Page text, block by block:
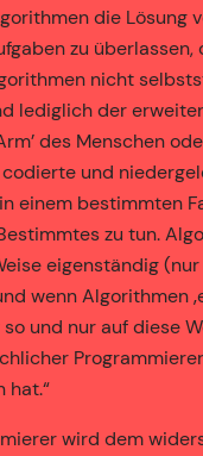
die Lösung
zu überlassen,
nicht
lediglich der
des Menschen
und
einem bestimmten
zu tun.
eigenständig (nur
wenn Algorithmen
und nur auf diese
hat.“
wird dem